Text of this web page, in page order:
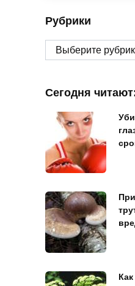
Рубрики
Рубрики
Сегодня